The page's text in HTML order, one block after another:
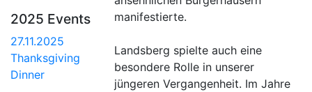
2025 Events
27.11.2025
Thanksgiving
Dinner
manifestierte.
Landsberg spielte auch eine
besondere Rolle in unserer
jüngeren Vergangenheit. Im Jahre